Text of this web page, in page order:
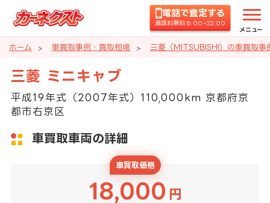
電話で査定する
通話料無料 8:00~22:00
メニュー
ホーム 車買取事例・買取相場 三菱（MITSUBISHI）の車買取事
三菱 ミニキャブ
平成19年式（2007年式）110,000km 京都府京
都市右京区
車買取車両の詳細
車買取価格
18,000 円